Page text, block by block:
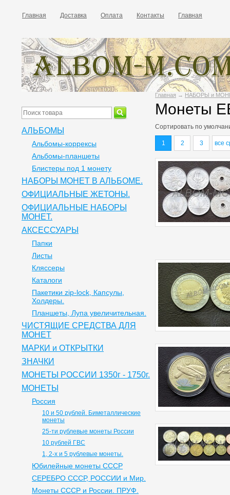
Главная Доставка Оплата Контакты Главная
Главная → НАБОРЫ и
Монеты
Сортировать по
1 2 3 все
АЛЬБОМЫ
Альбомы-коррексы
Альбомы-планшеты
Блистеры под 1 монету
НАБОРЫ МОНЕТ В АЛЬБОМЕ.
ОФИЦИАЛЬНЫЕ ЖЕТОНЫ.
ОФИЦИАЛЬНЫЕ НАБОРЫ
МОНЕТ.
АКСЕССУАРЫ
Папки
Листы
Кляссеры
Каталоги
Пакетики zip-lock, Капсулы,
Холдеры.
Планшеты, Лупа увеличительная.
ЧИСТЯЩИЕ СРЕДСТВА ДЛЯ
МОНЕТ
МАРКИ и ОТКРЫТКИ
ЗНАЧКИ
МОНЕТЫ РОССИИ 1350г - 1750г.
МОНЕТЫ
Россия
10 и 50 рублей. Биметаллические
монеты
25-ти рублевые монеты России
10 рублей ГВС
1, 2-х и 5 рублевые монеты.
Юбилейные монеты СССР
СЕРЕБРО СССР, РОССИИ и Мир.
Монеты СССР и России. ПРУФ.